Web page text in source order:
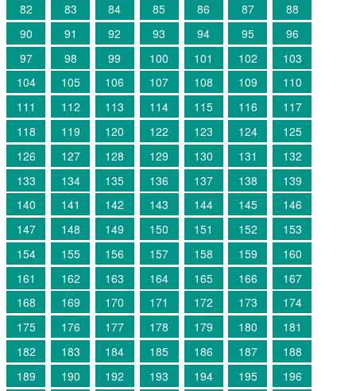
82
83 84 85 86 87
88
90
91 92 93 94 95
96
97
98 99 100 101 102
103
104
105 106 107 108 109
110
111
112 113 114 115 116
117
118
119 120 122 123 124
125
126
127 128 129 130 131
132
133
134 135 136 137 138
139
140
141 142 143 144 145
146
147
148 149 150 151 152
153
154
155 156 157 158 159
160
161
162 163 164 165 166
167
168
169 170 171 172 173
174
175
176 177 178 179 180
181
182
183 184 185 186 187
188
189
190 192 193 194 195
196